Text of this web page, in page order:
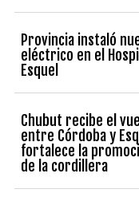
Provincia instaló
eléctrico en el
Esquel
Chubut recibe el
entre Córdoba y
fortalece la
de la cordillera